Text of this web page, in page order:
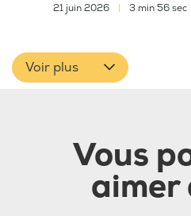
21 juin 2026 | 3 min 56 sec
Voir plus
Vous
aimer